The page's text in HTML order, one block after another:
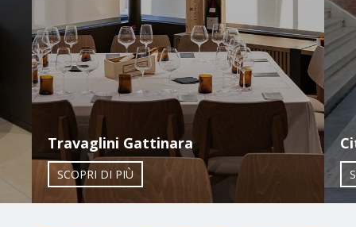
Travaglini Gattinara
SCOPRI DI PIÙ